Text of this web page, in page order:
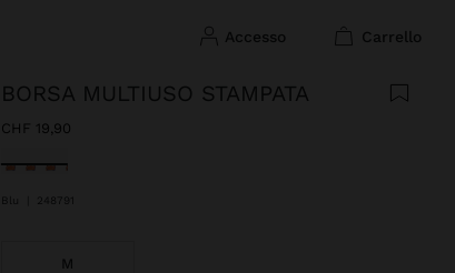
accesso carrello
BORSA MULTIUSO STAMPATA
CHF 19,90
Selezionato
Blu 248791
M